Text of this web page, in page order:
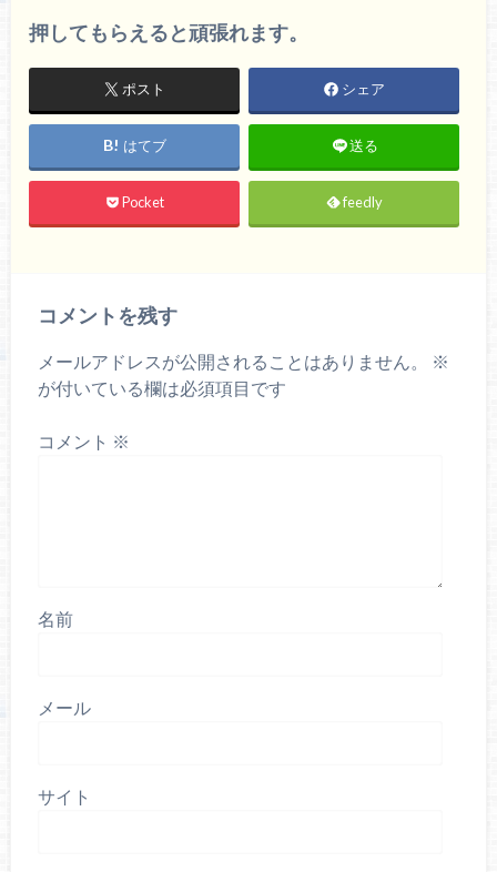
押してもらえると頑張れます。
ポスト シェア
はてブ 送る
Pocket feedly
コメントを残す
メールアドレスが公開されることはありません。
※
が付いている欄は必須項目です
コメント ※
名前
メール
サイト